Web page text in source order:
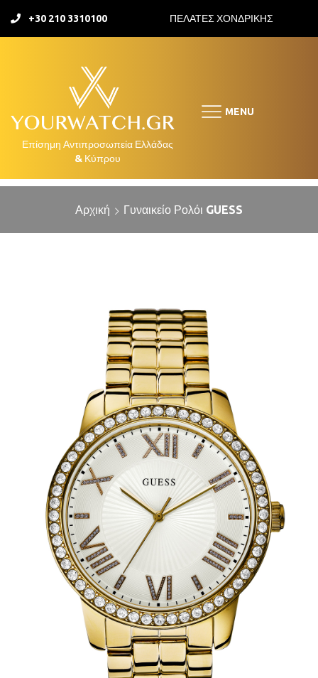
+30 210 3310100 ΠΕΛΑΤΕΣ ΧΟΝΔΡΙΚΗΣ
MENU
Αρχική Γυναικείο Ρολόι GUESS